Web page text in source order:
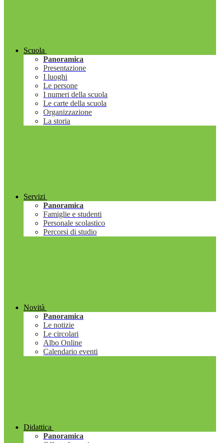
Scuola
Panoramica
Presentazione
I luoghi
Le persone
I numeri della scuola
Le carte della scuola
Organizzazione
La storia
Servizi
Panoramica
Famiglie e studenti
Personale scolastico
Percorsi di studio
Novità
Panoramica
Le notizie
Le circolari
Albo Online
Calendario eventi
Didattica
Panoramica